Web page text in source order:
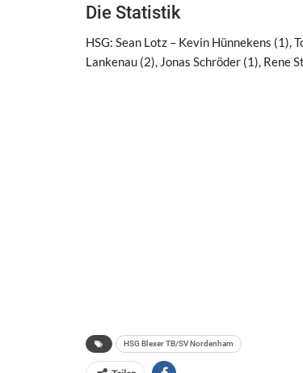
Die Statistik
HSG: Sean Lotz – Kevin Hünnekens (1),
Lankenau (2), Jonas Schröder (1), Rene
HSG Blexer TB/SV Nordenham